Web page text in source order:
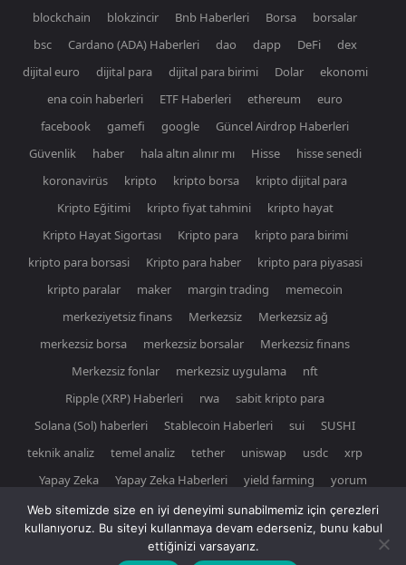
blockchain
blokzincir Bnb Haberleri Borsa
borsalar
bsc
Cardano (ADA) Haberleri dao dapp DeFi
dex
dijital euro
dijital para dijital para birimi Dolar
ekonomi
ena coin haberleri
ETF Haberleri ethereum
euro
facebook
gamefi google
Güncel Airdrop Haberleri
Güvenlik
haber hala altın alınır mı Hisse
hisse senedi
koronavirüs
kripto kripto borsa
kripto dijital para
Kripto Eğitimi
kripto fiyat tahmini
kripto hayat
Kripto Hayat Sigortası
Kripto para
kripto para birimi
kripto para borsasi
Kripto para haber
kripto para piyasasi
kripto paralar
maker margin trading
memecoin
merkeziyetsiz finans
Merkezsiz
Merkezsiz ağ
merkezsiz borsa
merkezsiz borsalar
Merkezsiz finans
Merkezsiz fonlar
merkezsiz uygulama
nft
Ripple (XRP) Haberleri
rwa
sabit kripto para
Solana (Sol) haberleri
Stablecoin Haberleri sui
SUSHI
teknik analiz
temel analiz tether uniswap usdc
xrp
Yapay Zeka
Yapay Zeka Haberleri yield farming yorum
Web sitemizde size en iyi deneyimi sunabilmemiz için çerezleri
kullanıyoruz. Bu siteyi kullanmaya devam ederseniz, bunu kabul
ettiğinizi varsayarız.